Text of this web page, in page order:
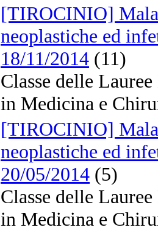
[TIROCINIO]
neoplastiche ed
18/11/2014 (11)
Classe delle
in Medicina e
[TIROCINIO]
neoplastiche ed
20/05/2014 (5)
Classe delle
in Medicina e